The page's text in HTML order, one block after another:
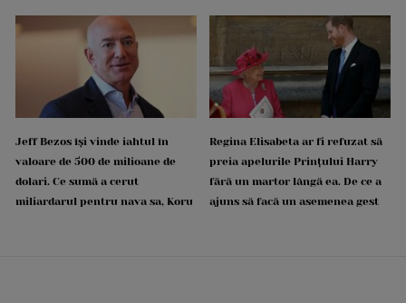
Jeff Bezos își vinde iahtul în
valoare de 500 de milioane de
dolari. Ce sumă a cerut
miliardarul pentru nava sa, Koru
Regina Elisabeta ar fi refuzat să
preia apelurile Prințului Harry
fără un martor lângă ea. De ce a
ajuns să facă un asemenea gest